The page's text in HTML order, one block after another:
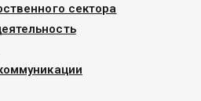
сектора